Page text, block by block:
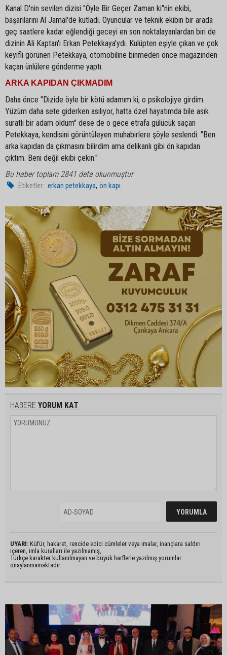
Kanal D'nin sevilen dizisi "Öyle Bir Geçer Zaman ki"nin ekibi,
başarılarını Al Jamal'de kutladı. Oyuncular ve teknik ekibin bir arada
geç saatlere kadar eğlendiği geceyi en son noktalayanlardan biri de
dizinin Ali Kaptan'ı Erkan Petekkaya'ydı. Kulüpten eşiyle çıkan ve çok
keyifli görünen Petekkaya, otomobiline binmeden önce magazinden
kaçan ünlülere gönderme yaptı.
ARKA KAPIDAN ÇIKMADIM
Daha önce "Dizide öyle bir kötü adamım ki, o psikolojiye girdim.
Yüzüm daha sete giderken asılıyor, hatta özel hayatımda bile asık
suratlı bir adam oldum" dese de o gece etrafa gülücük saçan
Petekkaya, kendisini görüntüleyen muhabirlere şöyle seslendi: "Ben
arka kapıdan da çıkmasını bilirdim ama delikanlı gibi ön kapıdan
çıktım. Beni değil ekibi çekin."
Bu haber toplam 2841 defa okunmuştur
Etiketler : erkan petekkaya,ön kapı
HABERE YORUM KAT
UYARI: Küfür, hakaret, rencide edici cümleler veya imalar, inançlara saldırı
içeren, imla kuralları ile yazılmamış,
Türkçe karakter kullanılmayan ve büyük harflerle yazılmış yorumlar
onaylanmamaktadır.